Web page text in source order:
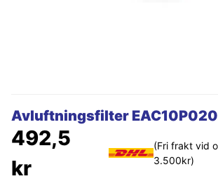
Avluftningsfilter EAC10P020
492,5
kr